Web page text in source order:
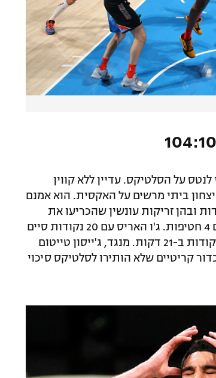
עונתי לנטס על הסלטיקס. עדיין ללא קווין
ביתי מרשים על האקסית. הוא אמנם
מתוך 19, אבל בכל זאת סיים עם 15 נקודות ובהן זריקות עונשין שהכריעו את
המפגש, מסר 11 אסיסטים, לקח 9 כדורים חוזרים וגם רשם 4 חטיפות. ג'ו האריס עם 20 נקודות סיים
כקלע המוביל והופעת בכורה רשם מייק ג'יימס שקלע 8 נקודות ב-21 דקות. מנגד, ג'ייסון טייטום
כדור קריטיים שלא הותירו לסלטיקס סיכוי